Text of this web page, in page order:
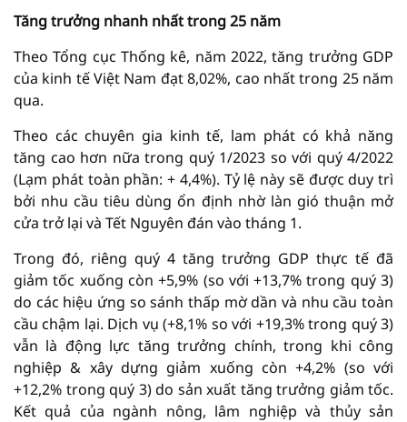
Tăng trưởng nhanh nhất trong 25 năm
Theo Tổng cục Thống kê, năm 2022, tăng trưởng GDP
của kinh tế Việt Nam đạt 8,02%, cao nhất trong 25 năm
qua.
Theo các chuyên gia kinh tế, lam phát có khả năng
tăng cao hơn nữa trong quý 1/2023 so với quý 4/2022
(Lạm phát toàn phần: + 4,4%). Tỷ lệ này sẽ được duy trì
bởi nhu cầu tiêu dùng ổn định nhờ làn gió thuận mở
cửa trở lại và Tết Nguyên đán vào tháng 1.
Trong đó, riêng quý 4 tăng trưởng GDP thực tế đã
giảm tốc xuống còn +5,9% (so với +13,7% trong quý 3)
do các hiệu ứng so sánh thấp mờ dần và nhu cầu toàn
cầu chậm lại. Dịch vụ (+8,1% so với +19,3% trong quý 3)
vẫn là động lực tăng trưởng chính, trong khi công
nghiệp & xây dựng giảm xuống còn +4,2% (so với
+12,2% trong quý 3) do sản xuất tăng trưởng giảm tốc.
Kết quả của ngành nông, lâm nghiệp và thủy sản